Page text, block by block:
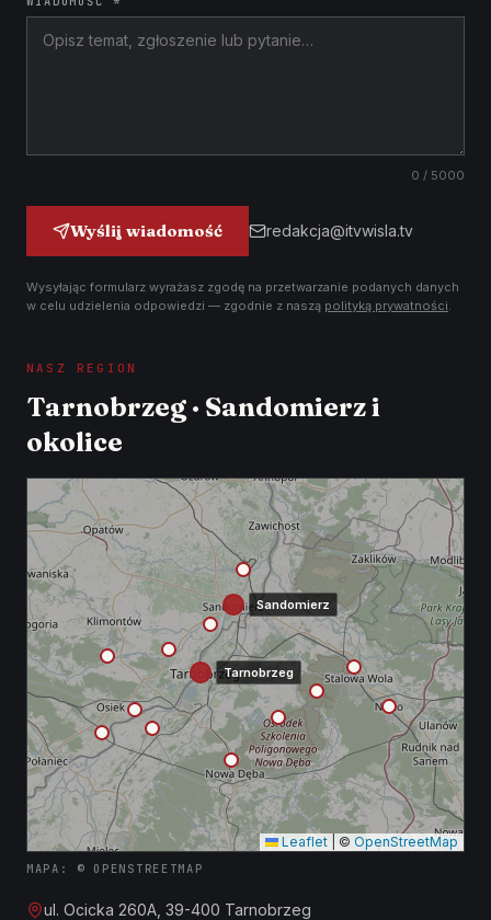
0 / 5000
Wyślij wiadomość redakcja@itvwisla.tv
Wysyłając formularz wyrażasz zgodę na przetwarzanie podanych danych
w celu udzielenia odpowiedzi — zgodnie z naszą polityką prywatności.
NASZ REGION
Tarnobrzeg · Sandomierz i
okolice
Tarnobrzeg
Sandomierz
Leaflet © OpenStreetMap
MAPA: © OPENSTREETMAP
ul. Ocicka 260A, 39-400 Tarnobrzeg